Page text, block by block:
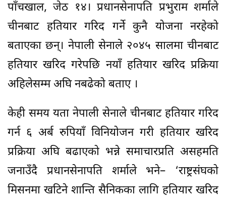
पाँचखाल, जेठ १४। प्रधानसेनापति प्रभुराम शर्माले
चीनबाट हतियार गरिद गर्ने कुनै योजना नरहेको
बताएका छन्। नेपाली सेनाले २०४५ सालमा चीनबाट
हतियार खरिद गरेपछि नयाँ हतियार खरिद प्रक्रिया
अहिलेसम्म अघि नबढेको बताए ।
केही समय यता नेपाली सेनाले चीनबाट हतियार गरिद
गर्न ६ अर्ब रुपियाँ विनियोजन गरी हतियार खरिद
प्रक्रिया अघि बढाएको भन्ने समाचारप्रति असहमति
जनाउँदै प्रधानसेनापति शर्माले भने– ‘राष्ट्रसंघको
मिसनमा खटिने शान्ति सैनिकका लागि हतियार खरिद